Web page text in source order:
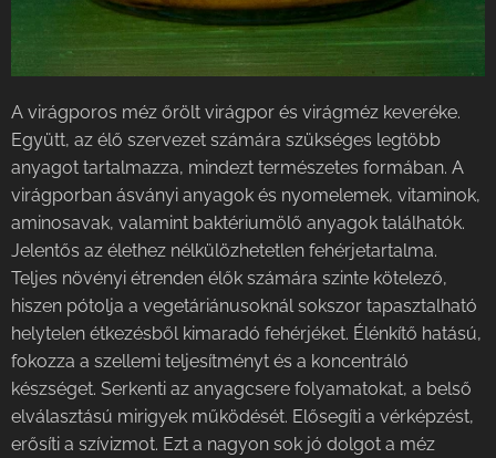
A virágporos méz őrölt virágpor és virágméz keveréke.
Együtt, az élő szervezet számára szükséges legtöbb
anyagot tartalmazza, mindezt természetes formában. A
virágporban ásványi anyagok és nyomelemek, vitaminok,
aminosavak, valamint baktériumölő anyagok találhatók.
Jelentős az élethez nélkülözhetetlen fehérjetartalma.
Teljes növényi étrenden élők számára szinte kötelező,
hiszen pótolja a vegetáriánusoknál sokszor tapasztalható
helytelen étkezésből kimaradó fehérjéket. Élénkítő hatású,
fokozza a szellemi teljesítményt és a koncentráló
készséget. Serkenti az anyagcsere folyamatokat, a belső
elválasztású mirigyek működését. Elősegíti a vérképzést,
erősíti a szívizmot. Ezt a nagyon sok jó dolgot a méz